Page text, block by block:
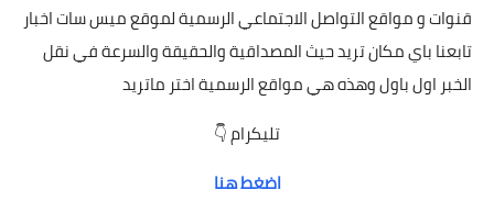
قنوات و مواقع التواصل الاجتماعي الرسمية لموقع ميس سات اخبار
تابعنا باي مكان تريد حيث المصداقية والحقيقة والسرعة في نقل
الخبر اول باول وهذه هي مواقع الرسمية اختر ماتريد
تليكرام 👇
اضغط هنا